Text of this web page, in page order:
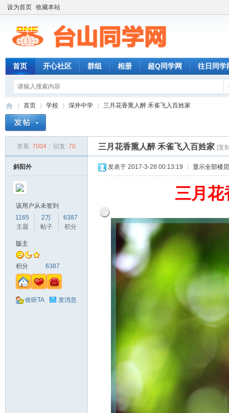
设为首页 收藏本站
首页 开心社区 群组 相册 超Q同学网 往日同学
首页
›
学校
›
深井中学 三月花香熏人醉 禾雀飞入百姓家
查看: 7004 回复: 70 三月花香熏人醉 禾雀飞入百姓家 [复
斜阳外
该用户从未签到
1165
主题
2万
帖子
6387
积分
版主
积分 6387
收听TA 发消息
发表于 2017-3-28 00:13:19 显示全部楼层
三月花